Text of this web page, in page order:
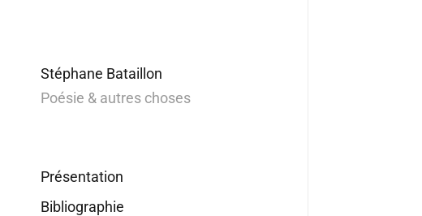
Stéphane Bataillon
Poésie & autres choses
Présentation
Bibliographie